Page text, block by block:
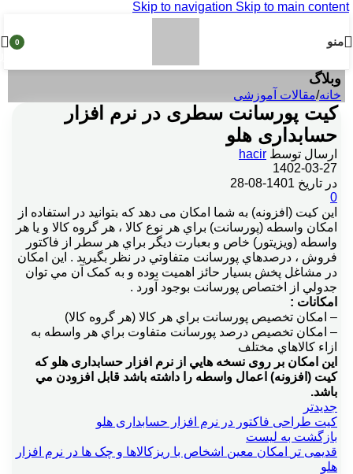
Skip to navigation Skip to main content
منو
0
وبلاگ
خانه/مقالات آموزشی
کیت پورسانت سطری در نرم افزار
حسابداری هلو
ارسال توسط hacir
1402-03-27
در تاریخ 1401-08-28
0
این کیت (افزونه) به شما امکان می دهد که بتوانيد در استفاده از
امکان واسطه (پورسانت) براي هر نوع کالا ، هر گروه کالا و يا هر
واسطه (ويزيتور) خاص و بعبارت ديگر براي هر سطر از فاکتور
فروش ، درصدهاي پورسانت متفاوتي در نظر بگيريد . اين امکان
در مشاغل پخش بسيار حائز اهميت بوده و به کمک آن مي توان
جدولي از اختصاص پورسانت بوجود آورد .
امکانات :
– امکان تخصيص پورسانت براي هر کالا (هر گروه کالا)
– امکان تخصيص درصد پورسانت متفاوت براي هر واسطه به
ازاء کالاهاي مختلف
این امکان بر روی نسخه هایي از نرم افزار حسابداری هلو که
کيت (افزونه) اعمال واسطه را داشته باشد قابل افزودن مي
باشد.
جدیدتر
کیت طراحی فاکتور در نرم افزار حسابداری هلو
بازگشت به لیست
قدیمی تر
امکان معین اشخاص با ریزکالاها و چک ها در نرم افزار
هلو